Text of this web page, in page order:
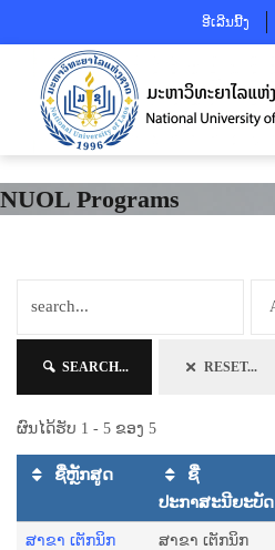
ອີເລີນນີ້ງ
NUOL Programs
SEARCH... RESET...
ຜົນໄດ້ຮັບ 1 - 5 ຂອງ 5
ຊື່ຫຼັກສູດ
ຊື່
ປະກາສະນີຍະບັດ
ສາຂາ ເຕັກນິກ
ສາຂາ ເຕັກນິກ